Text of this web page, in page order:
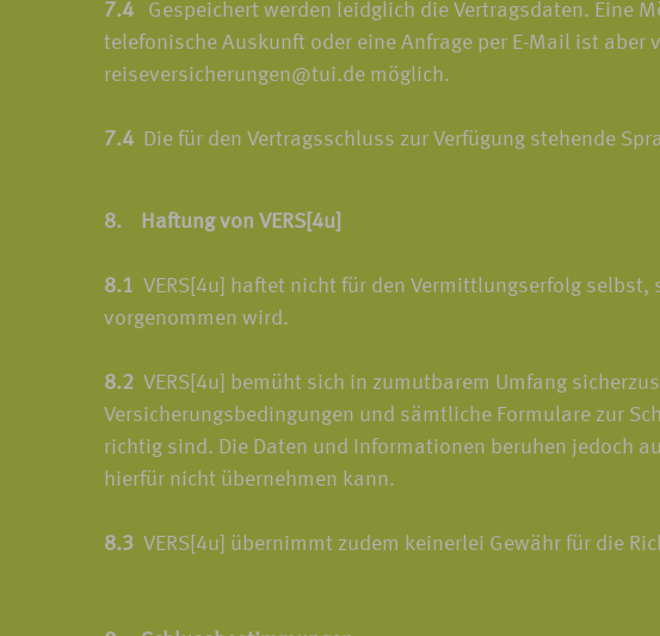
7.4 Gespeichert werden leidglich die Vertragsdaten. Eine
telefonische Auskunft oder eine Anfrage per E-Mail ist
reiseversicherungen@tui.de möglich.
7.4 Die für den Vertragsschluss zur Verfügung stehende
8. Haftung von VERS[4u]
8.1 VERS[4u] haftet nicht für den Vermittlungserfolg
vorgenommen wird.
8.2 VERS[4u] bemüht sich in zumutbarem Umfang
Versicherungsbedingungen und sämtliche Formulare zur
richtig sind. Die Daten und Informationen beruhen jedoch
hierfür nicht übernehmen kann.
8.3 VERS[4u] übernimmt zudem keinerlei Gewähr für die